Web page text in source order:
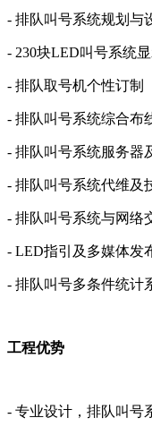
- 排队叫号系统规划与
- 230块LED叫号系统
- 排队取号机个性订制
- 排队叫号系统综合布
- 排队叫号系统服务器
- 排队叫号系统代维及
- 排队叫号系统与网络
- LED指引及多媒体发
- 排队叫号多条件统计
工程优势
- 专业设计，排队叫号